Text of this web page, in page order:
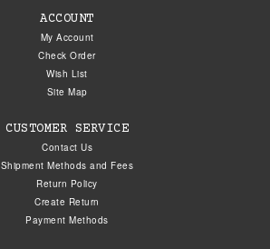
ACCOUNT
My Account
Check Order
Wish List
Site Map
CUSTOMER SERVICE
Contact Us
Shipment Methods and Fees
Return Policy
Create Return
Payment Methods